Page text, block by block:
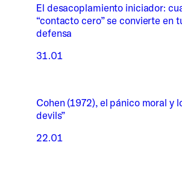
El desacoplamiento iniciador:
“contacto cero” se convierte en
defensa
31.01
Cohen (1972), el pánico moral y
devils”
22.01